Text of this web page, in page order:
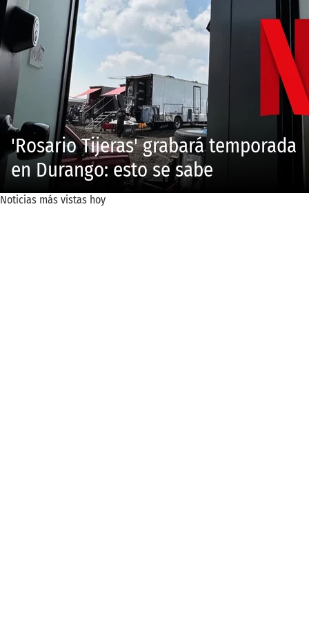
'Rosario Tijeras' grabará temporada
en Durango: esto se sabe
Noticias más vistas hoy